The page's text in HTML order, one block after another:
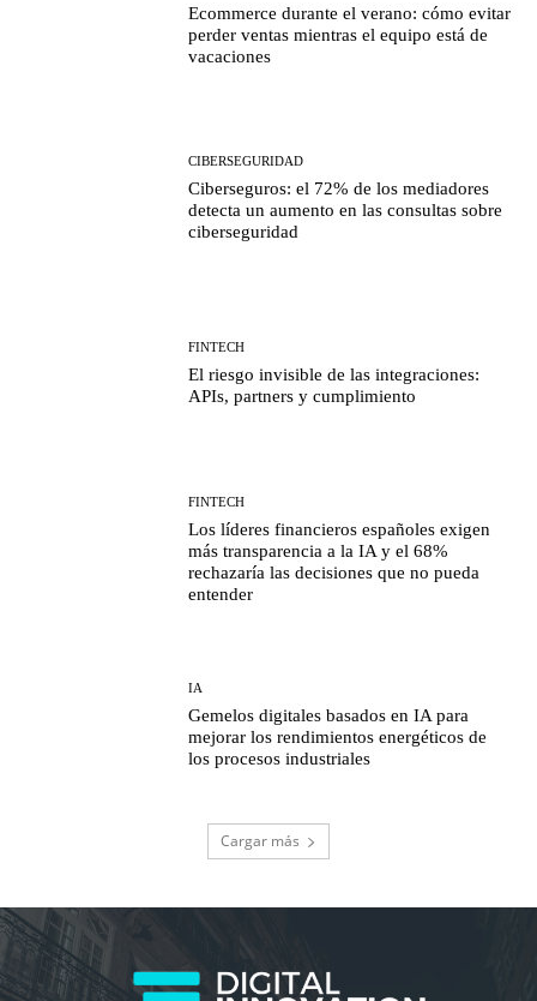
Ecommerce durante el verano: cómo evitar
perder ventas mientras el equipo está de
vacaciones
CIBERSEGURIDAD
Ciberseguros: el 72% de los mediadores
detecta un aumento en las consultas sobre
ciberseguridad
FINTECH
El riesgo invisible de las integraciones:
APIs, partners y cumplimiento
FINTECH
Los líderes financieros españoles exigen
más transparencia a la IA y el 68%
rechazaría las decisiones que no pueda
entender
IA
Gemelos digitales basados en IA para
mejorar los rendimientos energéticos de
los procesos industriales
Cargar más